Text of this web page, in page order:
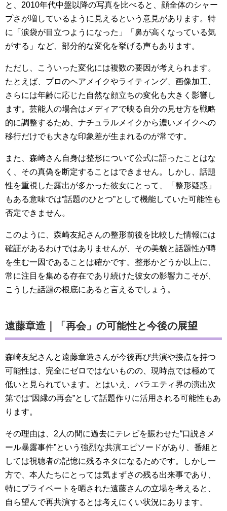
と、2010年代中盤以降の写真を比べると、顔全体のシャー
プさが増しているように見えるという意見があります。特
に「涙袋が目立つようになった」「鼻が高くなっている気
がする」など、部分的な変化を挙げる声もあります。
ただし、こういった変化には複数の要因が考えられます。
たとえば、プロのヘアメイクやライティング、画像加工、
さらには年齢に応じた自然な顔立ちの変化も大きく影響し
ます。芸能人の場合はメディアで映る自分の見せ方を戦略
的に調整するため、ナチュラルメイクから濃いメイクへの
移行だけでも大きな印象差が生まれるのが常です。
また、森崎さん自身は整形について公式に語ったことはな
く、その真偽を断定することはできません。しかし、話題
性を重視した露出が多かった彼女にとって、「整形疑惑」
もある意味では“話題のひとつ”として機能していた可能性も
否定できません。
このように、森崎友紀さんの整形前後を比較した情報には
確証があるわけではありませんが、その美貌と話題性が噂
を生む一因であることは確かです。整形かどうか以上に、
常に注目を集める存在であり続けた彼女の影響力こそが、
こうした話題の根底にあると言えるでしょう。
遠藤章造｜「再会」の可能性と今後の展望
森崎友紀さんと遠藤章造さんが今後再び共演や接点を持つ
可能性は、完全にゼロではないものの、現時点では極めて
低いと見られています。とはいえ、バラエティ界の演出次
第では“因縁の再会”として話題作りに活用される可能性もあ
ります。
その理由は、2人の間に過去にテレビを賑わせた“口説きメ
ール暴露事件”という強烈な共演エピソードがあり、番組と
しては視聴者の記憶に残るネタになるためです。しかし一
方で、本人たちにとっては気まずさの残る出来事であり、
特にプライベートを晒された遠藤さんの立場を考えると、
自ら望んで再共演するとは考えにくい状況にあります。